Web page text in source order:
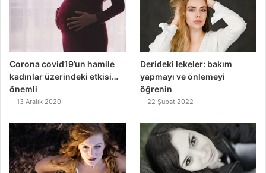
Corona covid19’un hamile
kadınlar üzerindeki etkisi…
önemli
13 Aralık 2020
Derideki lekeler: bakım
yapmayı ve önlemeyi
öğrenin
22 Şubat 2022